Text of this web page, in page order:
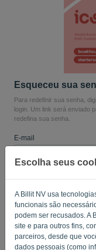
Escolha seus
A Billit NV usa
funcionais são
podem ser recusados. A
site e para outros fins,
parceiros, desde que
dados pessoais (como
Esqueceu sua
Para redefinir sua senha,
login. Um link será enviado
redefina sua senha.
E-mail
Você não é um